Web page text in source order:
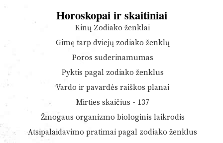
Horoskopai ir skaitiniai
Kinų Zodiako ženklai
Gimę tarp dviejų zodiako ženklų
Poros suderinamumas
Pyktis pagal zodiako ženklus
Vardo ir pavardės raiškos planai
Mirties skaičius - 137
Žmogaus organizmo biologinis laikrodis
Atsipalaidavimo pratimai pagal zodiako ženklus